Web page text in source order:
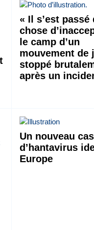
« Il s’est passé
chose
le camp d’un
mouvement de
stoppé
après un
Un nouveau cas
d’hantavirus
Europe